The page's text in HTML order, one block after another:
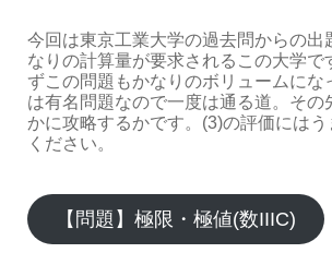
今回は東京工業大学の過去問からの出
なりの計算量が要求されるこの大学で
ずこの問題もかなりのボリュームにな
は有名問題なので一度は通る道。その
かに攻略するかです。(3)の評価にはう
ください。
【問題】極限・極値(数IIIC)